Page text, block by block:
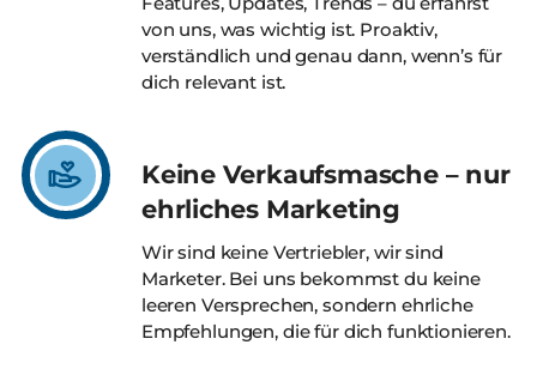
von uns, was wichtig ist. Proaktiv,
verständlich und genau dann, wenn’s für
dich relevant ist.
Keine Verkaufsmasche – nur
ehrliches Marketing
Wir sind keine Vertriebler, wir sind
Marketer. Bei uns bekommst du keine
leeren Versprechen, sondern ehrliche
Empfehlungen, die für dich funktionieren.